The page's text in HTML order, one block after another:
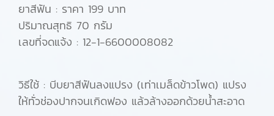
ยาสีฟัน : ราคา 199 บาท
ปริมาณสุทธิ 70 กรัม
เลขที่จดแจ้ง : 12-1-6600008082
วิธีใช้ : บีบยาสีฟันลงแปรง (เท่าเมล็ดข้าวโพด) แปรง
ให้ทั่วช่องปากจนเกิดฟอง แล้วล้างออกด้วยน้ำสะอาด